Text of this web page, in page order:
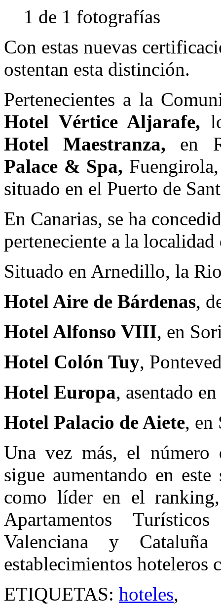
1 de 1 fotografías
Con estas nuevas
ostentan esta distinción.
Pertenecientes a la
Hotel Vértice Aljarafe,
Hotel Maestranza, en
Palace & Spa,
situado en el Puerto de
En Canarias, se ha
perteneciente a la
Situado en Arnedillo, la
Hotel Aire de Bárdenas,
Hotel Alfonso VIII, en
Hotel Colón Tuy,
Hotel Europa, asentado
Hotel Palacio de Aiete, en
Una vez más, el número
sigue aumentando en
como líder en el
Apartamentos
Valenciana y
establecimientos hoteleros
ETIQUETAS: hoteles,